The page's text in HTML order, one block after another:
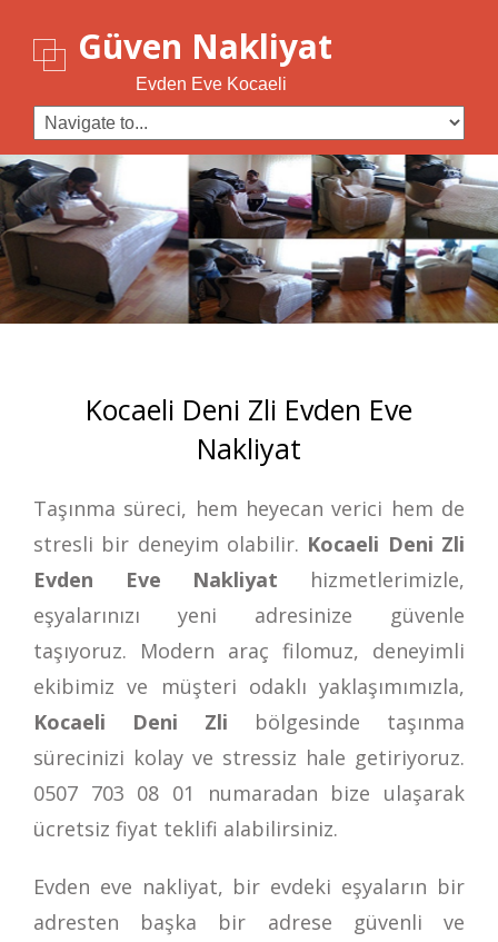
Güven Nakliyat
Evden Eve Kocaeli
Kocaeli Deni Zli Evden Eve
Nakliyat
Taşınma süreci, hem heyecan verici hem de
stresli bir deneyim olabilir. Kocaeli Deni Zli
Evden Eve Nakliyat hizmetlerimizle,
eşyalarınızı yeni adresinize güvenle
taşıyoruz. Modern araç filomuz, deneyimli
ekibimiz ve müşteri odaklı yaklaşımımızla,
Kocaeli Deni Zli bölgesinde taşınma
sürecinizi kolay ve stressiz hale getiriyoruz.
0507 703 08 01
numaradan bize ulaşarak
ücretsiz fiyat teklifi alabilirsiniz.
Evden eve nakliyat, bir evdeki eşyaların bir
adresten başka bir adrese güvenli ve